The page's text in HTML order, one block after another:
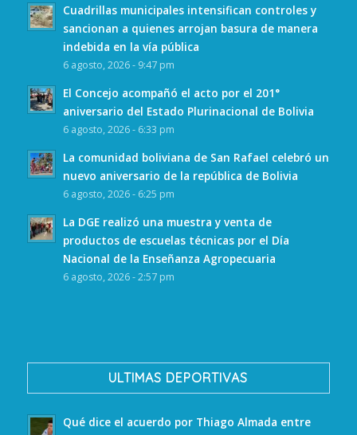
Cuadrillas municipales intensifican controles y
sancionan a quienes arrojan basura de manera
indebida en la vía pública
6 agosto, 2026 - 9:47 pm
El Concejo acompañó el acto por el 201°
aniversario del Estado Plurinacional de Bolivia
6 agosto, 2026 - 6:33 pm
La comunidad boliviana de San Rafael celebró un
nuevo aniversario de la república de Bolivia
6 agosto, 2026 - 6:25 pm
La DGE realizó una muestra y venta de
productos de escuelas técnicas por el Día
Nacional de la Enseñanza Agropecuaria
6 agosto, 2026 - 2:57 pm
ULTIMAS DEPORTIVAS
Qué dice el acuerdo por Thiago Almada entre